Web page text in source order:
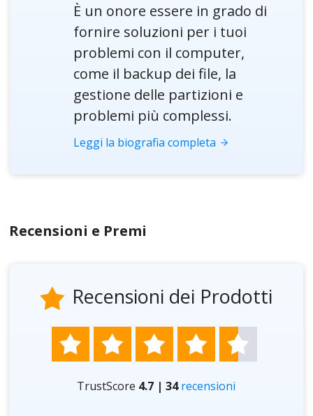
È un onore essere in grado di
fornire soluzioni per i tuoi
problemi con il computer,
come il backup dei file, la
gestione delle partizioni e
problemi più complessi.
Leggi la biografia completa
Recensioni e Premi
 Recensioni dei Prodotti
    
TrustScore 4.7 | 34 recensioni